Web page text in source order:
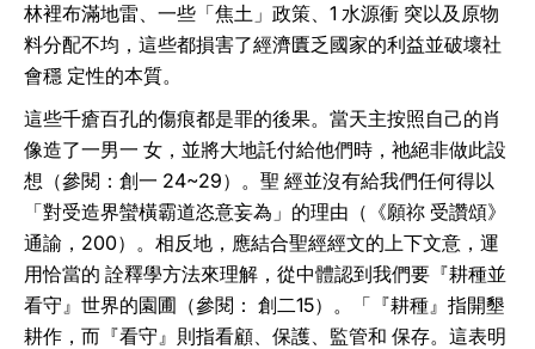
林裡布滿地雷、一些「焦土」政策、1 水源衝 突以及原物
料分配不均，這些都損害了經濟匱乏國家的利益並破壞社
會穩 定性的本質。
這些千瘡百孔的傷痕都是罪的後果。當天主按照自己的肖
像造了一男一 女，並將大地託付給他們時，祂絕非做此設
想（參閱：創一 24~29）。聖 經並沒有給我們任何得以
「對受造界蠻橫霸道恣意妄為」的理由（《願祢 受讚頌》
通諭，200）。相反地，應結合聖經經文的上下文意，運
用恰當的 詮釋學方法來理解，從中體認到我們要『耕種並
看守』世界的園圃（參閱： 創二15）。「『耕種』指開墾
耕作，而『看守』則指看顧、保護、監管和 保存。這表明